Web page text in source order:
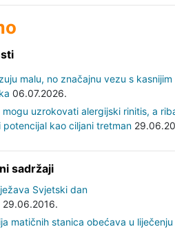
malu, no značajnu vezu s kasnijim
06.07.2026.
mogu uzrokovati alergijski rinitis, a
potencijal kao ciljani tretman
sadržaji
Svjetski dan
29.06.2016.
matičnih stanica obećava u liječenju